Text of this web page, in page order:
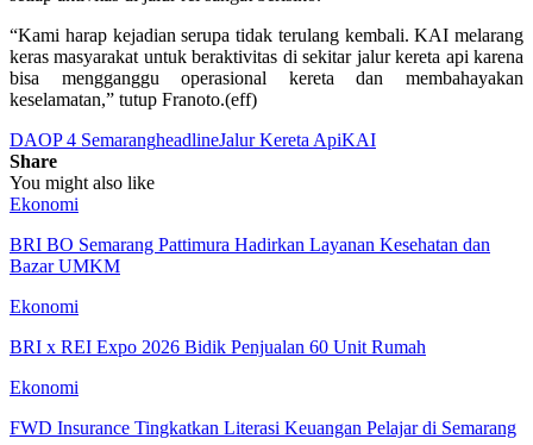
“Kami harap kejadian serupa tidak terulang kembali. KAI melarang
keras masyarakat untuk beraktivitas di sekitar jalur kereta api karena
bisa mengganggu operasional kereta dan membahayakan
keselamatan,” tutup Franoto.(eff)
DAOP 4 SemarangheadlineJalur Kereta ApiKAI
Share
You might also like
Ekonomi
BRI BO Semarang Pattimura Hadirkan Layanan Kesehatan dan
Bazar UMKM
Ekonomi
BRI x REI Expo 2026 Bidik Penjualan 60 Unit Rumah
Ekonomi
FWD Insurance Tingkatkan Literasi Keuangan Pelajar di Semarang